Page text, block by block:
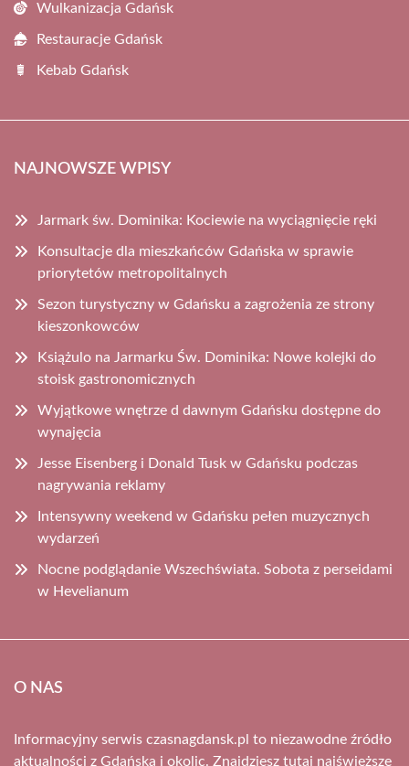
Wulkanizacja Gdańsk
Restauracje Gdańsk
Kebab Gdańsk
NAJNOWSZE WPISY
Jarmark św. Dominika: Kociewie na wyciągnięcie ręki
Konsultacje dla mieszkańców Gdańska w sprawie
priorytetów metropolitalnych
Sezon turystyczny w Gdańsku a zagrożenia ze strony
kieszonkowców
Książulo na Jarmarku Św. Dominika: Nowe kolejki do
stoisk gastronomicznych
Wyjątkowe wnętrze d dawnym Gdańsku dostępne do
wynajęcia
Jesse Eisenberg i Donald Tusk w Gdańsku podczas
nagrywania reklamy
Intensywny weekend w Gdańsku pełen muzycznych
wydarzeń
Nocne podglądanie Wszechświata. Sobota z perseidami
w Hevelianum
O NAS
Informacyjny serwis czasnagdansk.pl to niezawodne źródło
aktualności z Gdańska i okolic. Znajdziesz tutaj najświeższe